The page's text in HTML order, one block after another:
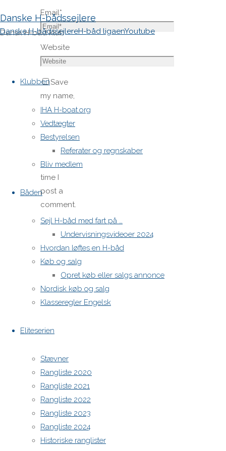
Danske H-bådssejlere
Dansk H-båd klub
Danske H-bådssejlereH-båd ligaenYoutube
Klubben
IHA H-boat.org
Vedtægter
Bestyrelsen
Referater og regnskaber
Bliv medlem
Båden
Sejl H-båd med fart på …
Undervisningsvideoer 2024
Hvordan løftes en H-båd
Køb og salg
Opret køb eller salgs annonce
Nordisk køb og salg
Klasseregler Engelsk
Eliteserien
Stævner
Rangliste 2020
Rangliste 2021
Rangliste 2022
Rangliste 2023
Rangliste 2024
Historiske ranglister
Email*
Website
Save
my name,
email,
and site
URL in my
browser
for next
time I
post a
comment.
H-båds kalenderen i Europa
Powered by